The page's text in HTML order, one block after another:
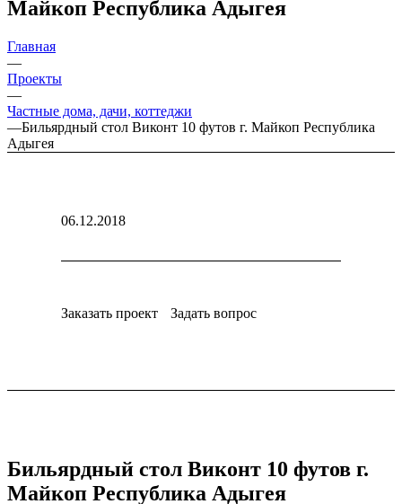
Майкоп Республика Адыгея
Главная
—
Проекты
—
Частные дома, дачи, коттеджи
—Бильярдный стол Виконт 10 футов г. Майкоп Республика
Адыгея
06.12.2018
Заказать проект Задать вопрос
Бильярдный стол Виконт 10 футов г.
Майкоп Республика Адыгея